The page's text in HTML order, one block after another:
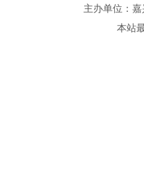
主办单位：
本站